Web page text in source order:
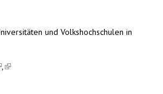
und Volkshochschulen in
is external)
,(link is external)